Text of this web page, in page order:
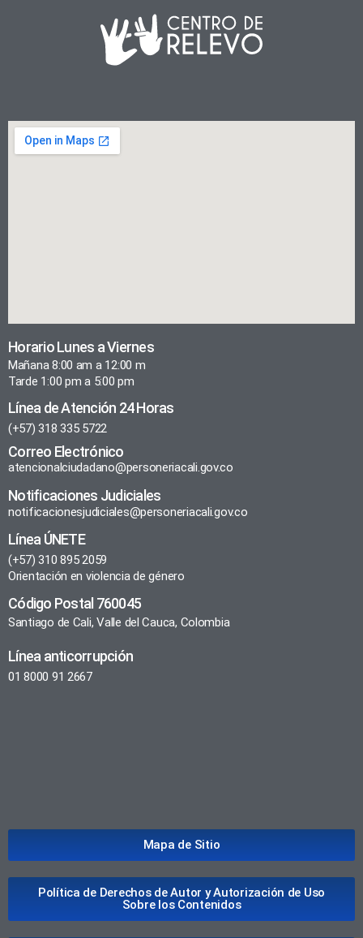
Horario Lunes a Viernes
Mañana 8:00 am a 12:00 m
Tarde 1:00 pm a 5:00 pm
Línea de Atención 24 Horas
(+57) 318 335 5722
Correo Electrónico
atencionalciudadano@personeriacali.gov.co
Notificaciones Judiciales
notificacionesjudiciales@personeriacali.gov.co
Línea ÚNETE
(+57) 310 895 2059
Orientación en violencia de género
Código Postal 760045
Santiago de Cali, Valle del Cauca, Colombia
Línea anticorrupción
01 8000 91 2667
Mapa de Sitio
Política de Derechos de Autor y Autorización de Uso
Sobre los Contenidos